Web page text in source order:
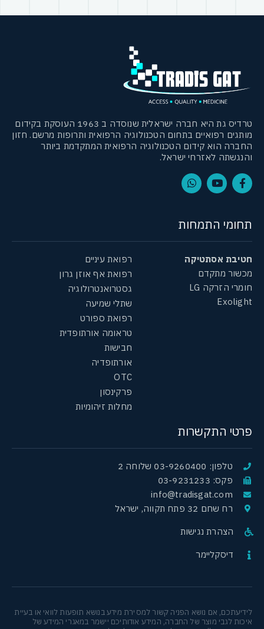
תחומי התמחות
חטיבת אסתטיקה
מכשור מתקדם
חומרי הזרקה LG
Exolight
רפואת עיניים
רפואת אף אוזן גרון
גסטרואנטרולוגיה
שתלי שמיעה
רפואת ספורט
טראומה אורתופדית
חבישות
אורתופדיה
OTC
פרקינסון
מחלות זיהומיות
פרטי התקשרות
טלפון: 03-9260400 שלוחה 2
פקס: 03-9231233
info@tradisgat.com
רח שחם 32 פתח תקווה, ישראל
הצהרת נגישות
דיסקליימר
טרדיס גת היא חברה ישראלית שנוסדה ב 1963 העוסקת בקידום
מותגים רפואיים בתחום הטכנולוגיה הרפואית ותרופות מרשם. חזון
החברה הוא קידום הטכנולוגיה הרפואית המתקדמת ביותר
והנגשתה לאזרחי ישראל.
לידיעתכם, אם נושא הפניה קשור למסירת מידע בנושא תופעות לוואי או בעיית
איכות לגבי מוצר של החברה, המידע אודותיכם יישמר במאגרי המידע של